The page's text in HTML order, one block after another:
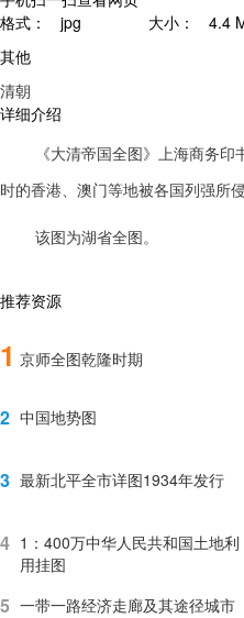
格式：
jpg 大小： 4.4
其他
清朝
详细介绍
《大清帝国全图》上海商务
时的香港、澳门等地被各国列强所
该图为湖省全图。
推荐资源
1 京师全图乾隆时期
2 中国地势图
3 最新北平全市详图1934年发行
4 1：400万中华人民共和国土地利
用挂图
5 一带一路经济走廊及其途径城市